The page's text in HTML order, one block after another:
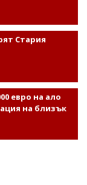
Стария
евро на ало
на близък